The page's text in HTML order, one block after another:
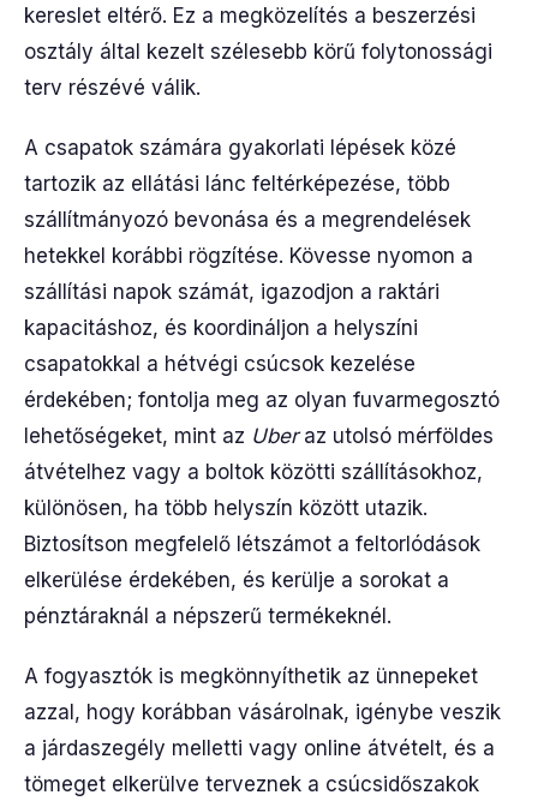
kereslet eltérő. Ez a megközelítés a beszerzési
osztály által kezelt szélesebb körű folytonossági
terv részévé válik.
A csapatok számára gyakorlati lépések közé
tartozik az ellátási lánc feltérképezése, több
szállítmányozó bevonása és a megrendelések
hetekkel korábbi rögzítése. Kövesse nyomon a
szállítási napok számát, igazodjon a raktári
kapacitáshoz, és koordináljon a helyszíni
csapatokkal a hétvégi csúcsok kezelése
érdekében; fontolja meg az olyan fuvarmegosztó
lehetőségeket, mint az Uberaz utolsó mérföldes
átvételhez vagy a boltok közötti szállításokhoz,
különösen, ha több helyszín között utazik.
Biztosítson megfelelő létszámot a feltorlódások
elkerülése érdekében, és kerülje a sorokat a
pénztáraknál a népszerű termékeknél.
A fogyasztók is megkönnyíthetik az ünnepeket
azzal, hogy korábban vásárolnak, igénybe veszik
a járdaszegély melletti vagy online átvételt, és a
tömeget elkerülve terveznek a csúcsidőszakok